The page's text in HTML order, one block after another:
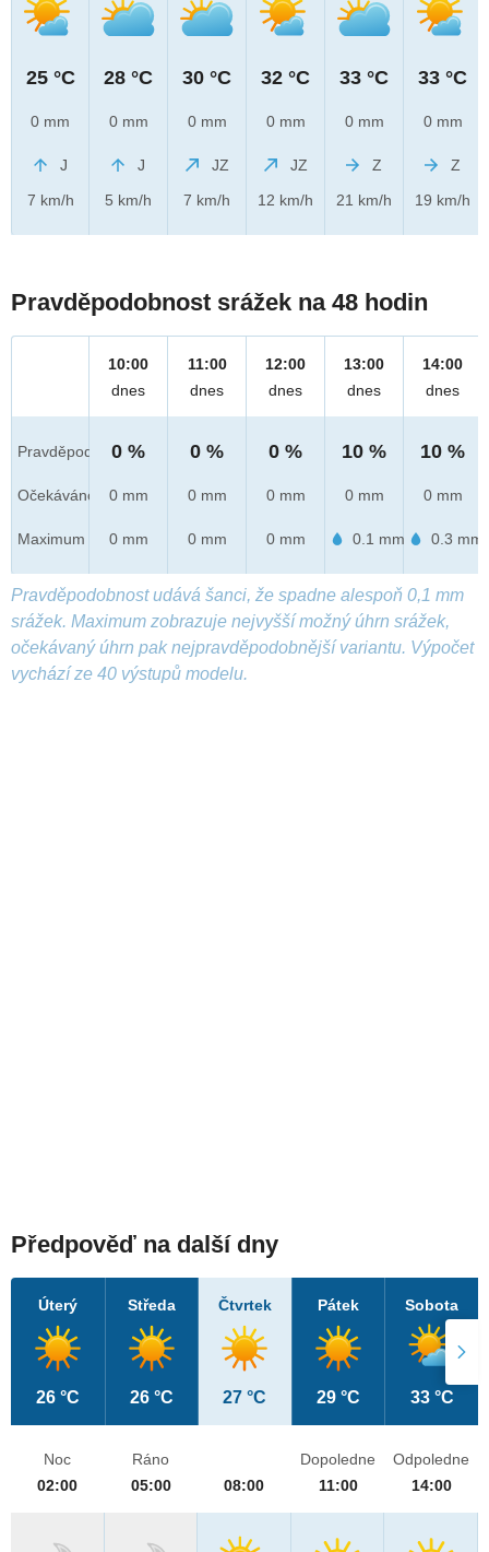
25 °C
0 mm
J
7 km/h
28 °C
0 mm
J
5 km/h
30 °C
0 mm
JZ
7 km/h
32 °C
0 mm
JZ
12 km/h
33 °C
0 mm
Z
21 km/h
33 °C
0 mm
Z
19 km/h
Pravděpodobnost srážek na 48 hodin
Pravděpod.
Očekáváno
Maximum
10:00
dnes
0 %
0 mm
0 mm
11:00
dnes
0 %
0 mm
0 mm
12:00
dnes
0 %
0 mm
0 mm
13:00
dnes
10 %
0 mm
0.1 mm
14:00
dnes
10 %
0 mm
0.3 mm
Pravděpodobnost udává šanci, že spadne alespoň 0,1 mm
srážek. Maximum zobrazuje nejvyšší možný úhrn srážek,
očekávaný úhrn pak nejpravděpodobnější variantu. Výpočet
vychází ze 40 výstupů modelu.
Předpověď na další dny
Úterý
26 °C
Středa
26 °C
Čtvrtek
27 °C
Pátek
29 °C
Sobota
33 °C
Noc
02:00
Ráno
05:00
08:00
Dopoledne
11:00
Odpoledne
14:00